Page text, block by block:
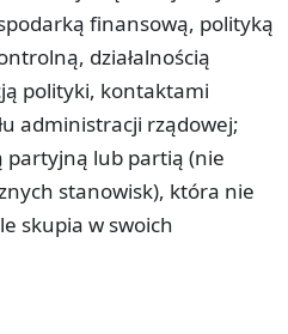
finansową, polityką
działalnością
polityki, kontaktami
administracji rządowej;
lub partią (nie
stanowisk), która nie
skupia w swoich